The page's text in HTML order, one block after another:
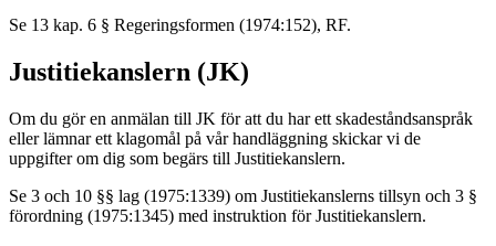
Se 13 kap. 6 § Regeringsformen (1974:152), RF.
Justitiekanslern (JK)
Om du gör en anmälan till JK för att du har ett skadeståndsanspråk
eller lämnar ett klagomål på vår handläggning skickar vi de
uppgifter om dig som begärs till Justitiekanslern.
Se 3 och 10 §§ lag (1975:1339) om Justitiekanslerns tillsyn och 3 §
förordning (1975:1345) med instruktion för Justitiekanslern.